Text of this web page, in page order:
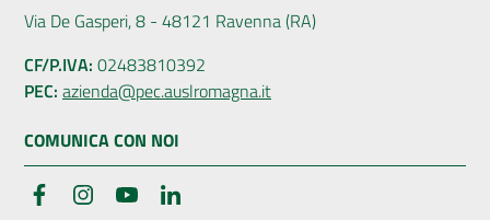
Via De Gasperi, 8 - 48121 Ravenna (RA)
CF/P.IVA: 02483810392
PEC: azienda@pec.auslromagna.it
COMUNICA CON NOI
FacebookInstagramYouTube